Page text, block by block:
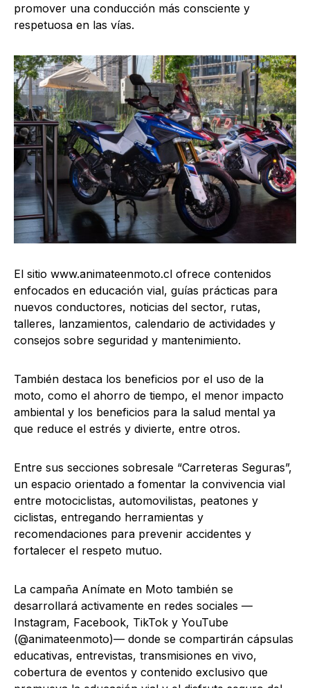
promover una conducción más consciente y
respetuosa en las vías.
El sitio www.animateenmoto.cl ofrece contenidos
enfocados en educación vial, guías prácticas para
nuevos conductores, noticias del sector, rutas,
talleres, lanzamientos, calendario de actividades y
consejos sobre seguridad y mantenimiento.
También destaca los beneficios por el uso de la
moto, como el ahorro de tiempo, el menor impacto
ambiental y los beneficios para la salud mental ya
que reduce el estrés y divierte, entre otros.
Entre sus secciones sobresale “Carreteras Seguras”,
un espacio orientado a fomentar la convivencia vial
entre motociclistas, automovilistas, peatones y
ciclistas, entregando herramientas y
recomendaciones para prevenir accidentes y
fortalecer el respeto mutuo.
La campaña Anímate en Moto también se
desarrollará activamente en redes sociales —
Instagram, Facebook, TikTok y YouTube
(@animateenmoto)— donde se compartirán cápsulas
educativas, entrevistas, transmisiones en vivo,
cobertura de eventos y contenido exclusivo que